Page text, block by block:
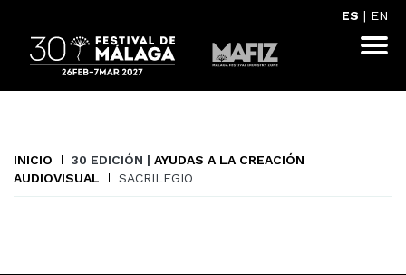
ES | EN
INICIO 30 EDICIÓN | AYUDAS A LA CREACIÓN
AUDIOVISUAL
SACRILEGIO